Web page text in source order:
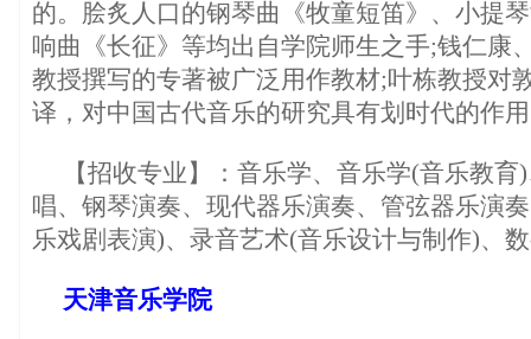
的。脍炙人口的钢琴曲《牧童短笛》、小提
响曲《长征》等均出自学院师生之手;钱仁康
教授撰写的专著被广泛用作教材;叶栋教授对
译，对中国古代音乐的研究具有划时代的作
【招收专业】：音乐学、音乐学(音乐教
唱、钢琴演奏、现代器乐演奏、管弦器乐演
乐戏剧表演)、录音艺术(音乐设计与制作)、
天津音乐学院